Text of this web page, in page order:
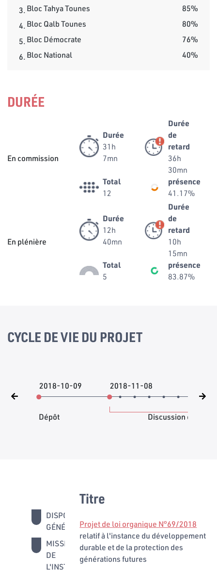
3.Bloc Tahya Tounes
85%
4.Bloc Qalb Tounes
80%
5.Bloc Démocrate
76%
6.Bloc National 40%
DURÉE
En commission
Durée
31h
7mn
Durée
de
retard
36h
30mn
Total
12
présence
41.17%
En plénière
Durée
12h
40mn
Durée
de
retard
10h
15mn
Total
5
présence
83.87%
CYCLE DE VIE DU PROJET
2018-10-09
Dépôt
2018-11-08
Discussion en
DISPOSITIONS
GÉNÉRALES
MISSIONS
DE
L'INSTANCE
Titre
Projet de loi organique N°69/2018
relatif à l'instance du développement
durable et de la protection des
générations futures